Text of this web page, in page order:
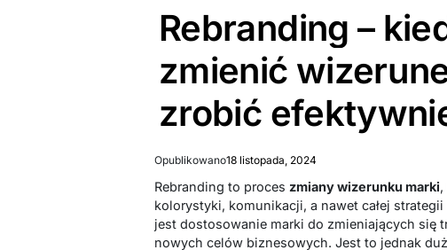
Rebranding –
zmienić
zrobić
Opublikowano18 listopada, 2024
Rebranding to proces zmiany wizerunku marki,
kolorystyki, komunikacji, a nawet całej
jest dostosowanie marki do zmieniających się
nowych celów biznesowych. Jest to jednak